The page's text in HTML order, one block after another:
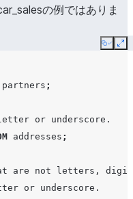
の例ではありま
Copy
partners ;
or underscore.
addresses ;
are not letters,
or underscore.